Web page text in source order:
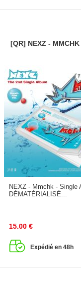
[QR] NEXZ -
NEXZ - Mmchk - Single
DÉMATÉRIALISÉ...
15.00 €
Expédié en 48h